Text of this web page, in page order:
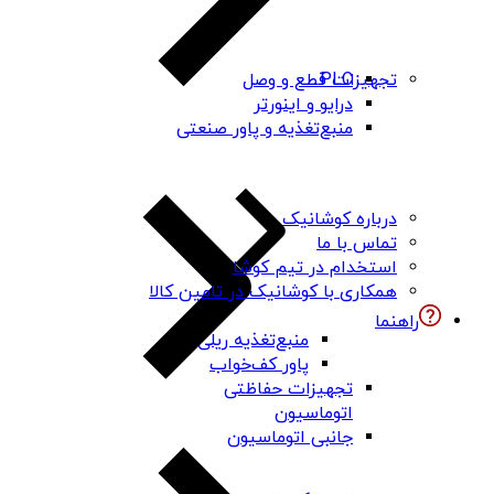
PLC
درایو و اینورتر
منبع‌تغذیه و پاور صنعتی
منبع‌تغذیه ریلی
پاور کف‌خواب
تجهیزات حفاظتی
اتوماسیون
جانبی اتوماسیون
تجهیزات قطع و وصل
درباره کوشانیک
تماس با ما
استخدام در تیم کوشا
همکاری با کوشانیک در تامین کالا
راهنما